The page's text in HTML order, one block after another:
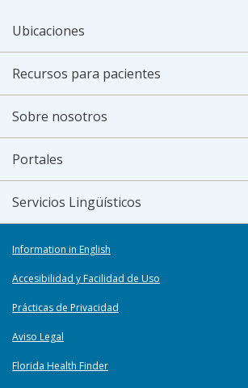
Ubicaciones
Recursos para pacientes
Sobre nosotros
Portales
Servicios Lingüísticos
Information in English
Accesibilidad y Facilidad de Uso
Prácticas de Privacidad
Aviso Legal
Florida Health Finder